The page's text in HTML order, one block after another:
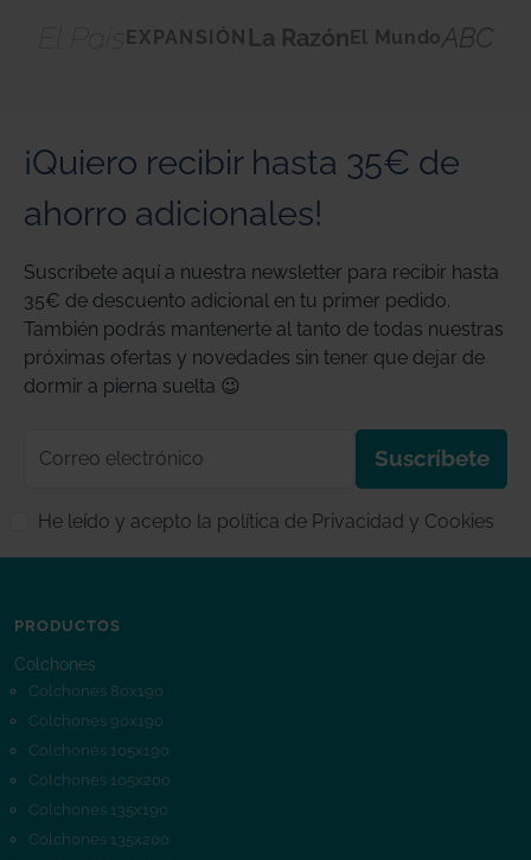
EXPANSIÓN La Razón El MundoABC
¡Quiero recibir hasta 35€ de
ahorro adicionales!
Suscríbete aquí a nuestra newsletter para recibir hasta
35€ de descuento adicional en tu primer pedido.
También podrás mantenerte al tanto de todas nuestras
próximas ofertas y novedades sin tener que dejar de
dormir a pierna suelta 😉
Suscríbete
He leído y acepto la política de Privacidad y Cookies
PRODUCTOS
Colchones
Colchones 80x190
Colchones 90x190
Colchones 105x190
Colchones 105x200
Colchones 135x190
Colchones 135x200